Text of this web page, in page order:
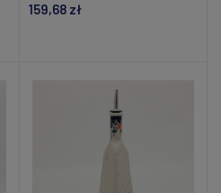
159,68 zł